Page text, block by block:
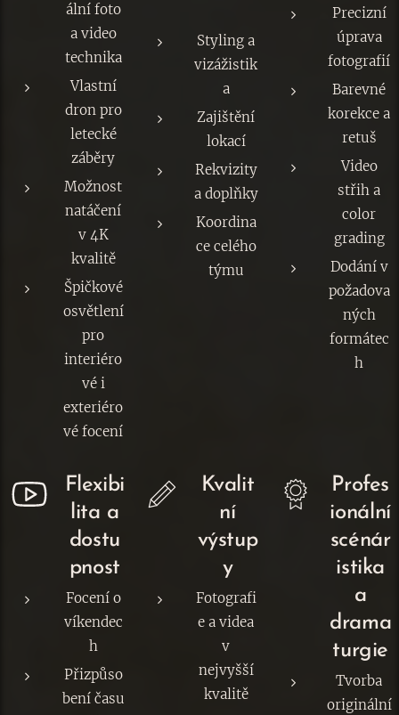
ální foto
a video
technika
Vlastní
dron pro
letecké
záběry
Možnost
natáčení
v 4K
kvalitě
Špičkové
osvětlení
pro
interiéro
vé i
exteriéro
vé focení
Styling a
vizážistik
a
Zajištění
lokací
Rekvizity
a doplňky
Koordina
ce celého
týmu
Precizní
úprava
fotografií
Barevné
korekce a
retuš
Video
střih a
color
grading
Dodání v
požadova
ných
formátec
h
Flexibi
lita a
dostu
pnost
Focení o
víkendec
h
Přizpůso
bení času
Kvalit
ní
výstup
y
Fotografi
e a videa
v
nejvyšší
kvalitě
Profes
ionální
scénár
istika
a
drama
turgie
Tvorba
originální